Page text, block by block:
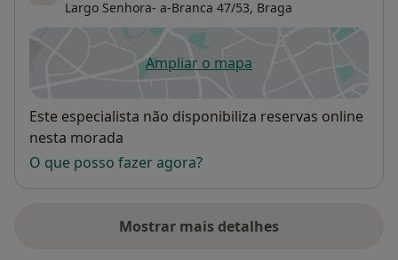
Largo Senhora- a-Branca 47/53, Braga
Ampliar o mapaabre num novo separador
Disponibilidade
Este especialista não disponibiliza reservas online
nesta morada
O que posso fazer agora?
Mostrar mais detalhes
sobre o endereço